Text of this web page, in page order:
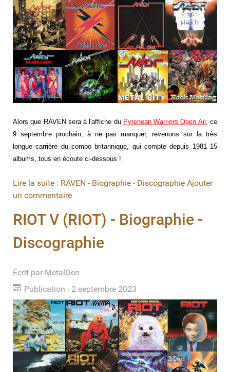
Alors que RAVEN sera à l'affiche du Pyrenean Warriors Open Air, ce
9 septembre prochain, à ne pas manquer, revenons sur la très
longue carrière du combobritannique , qui compte depuis 1981 15
albums, tous en écoute ci-dessous !
Lire la suite : RAVEN - Biographie - Discographie Ajouter
un commentaire
RIOT V (RIOT) - Biographie -
Discographie
Écrit par MetalDen
Publication : 2 septembre 2023